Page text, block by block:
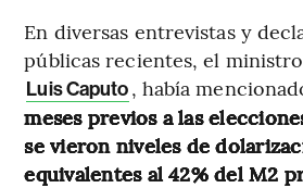
En diversas entrevistas y
públicas recientes, el
Luis Caputo, había
meses previos a las
se vieron niveles de
equivalentes al 42% del M2